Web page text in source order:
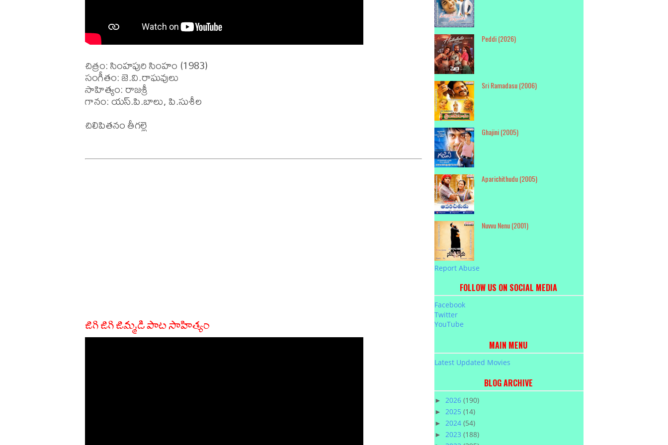
చిత్రం: సింహపురి సింహం (1983)
సంగీతం: జె.వి.రాఘవులు
సాహిత్యం: రాజశ్రీ
గానం: యస్.పి.బాలు, పి.సుశీల
చిలిపితనం తీగల్లె
జిగి జిగి జిమ్మడి పాట సాహిత్యం
Peddi (2026)
Sri Ramadasu (2006)
Ghajini (2005)
Aparichithudu (2005)
Nuvvu Nenu (2001)
Report Abuse
FOLLOW US ON SOCIAL MEDIA
Facebook
Twitter
YouTube
MAIN MENU
Latest Updated Movies
BLOG ARCHIVE
► 2026 (190)
► 2025 (14)
► 2024 (54)
► 2023 (188)